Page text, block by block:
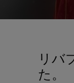
リバプールのU18は、土曜日にマンチェスターシティのU18に3-1で敗れ
た。